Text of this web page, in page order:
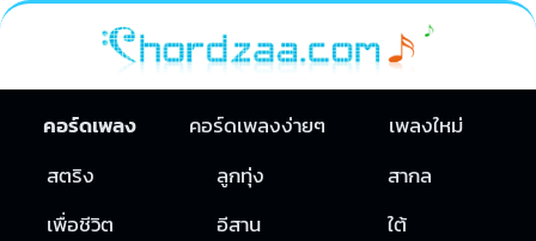
คอร์ดเพลง คอร์ดเพลงง่ายๆ
เพลงใหม่
สตริง
ลูกทุ่ง
สากล
เพื่อชีวิต
อีสาน
ใต้